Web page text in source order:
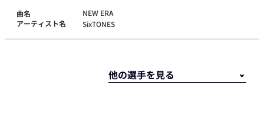
曲名
アーティスト名
NEW ERA
SixTONES